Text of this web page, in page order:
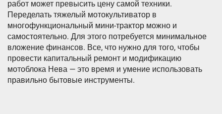
работ может превысить цену самой техники.
Переделать тяжелый мотокультиватор в
многофункциональный мини-трактор можно и
самостоятельно. Для этого потребуется минимальное
вложение финансов. Все, что нужно для того, чтобы
провести капитальный ремонт и модификацию
мотоблока Нева — это время и умение использовать
правильно бытовые инструменты.